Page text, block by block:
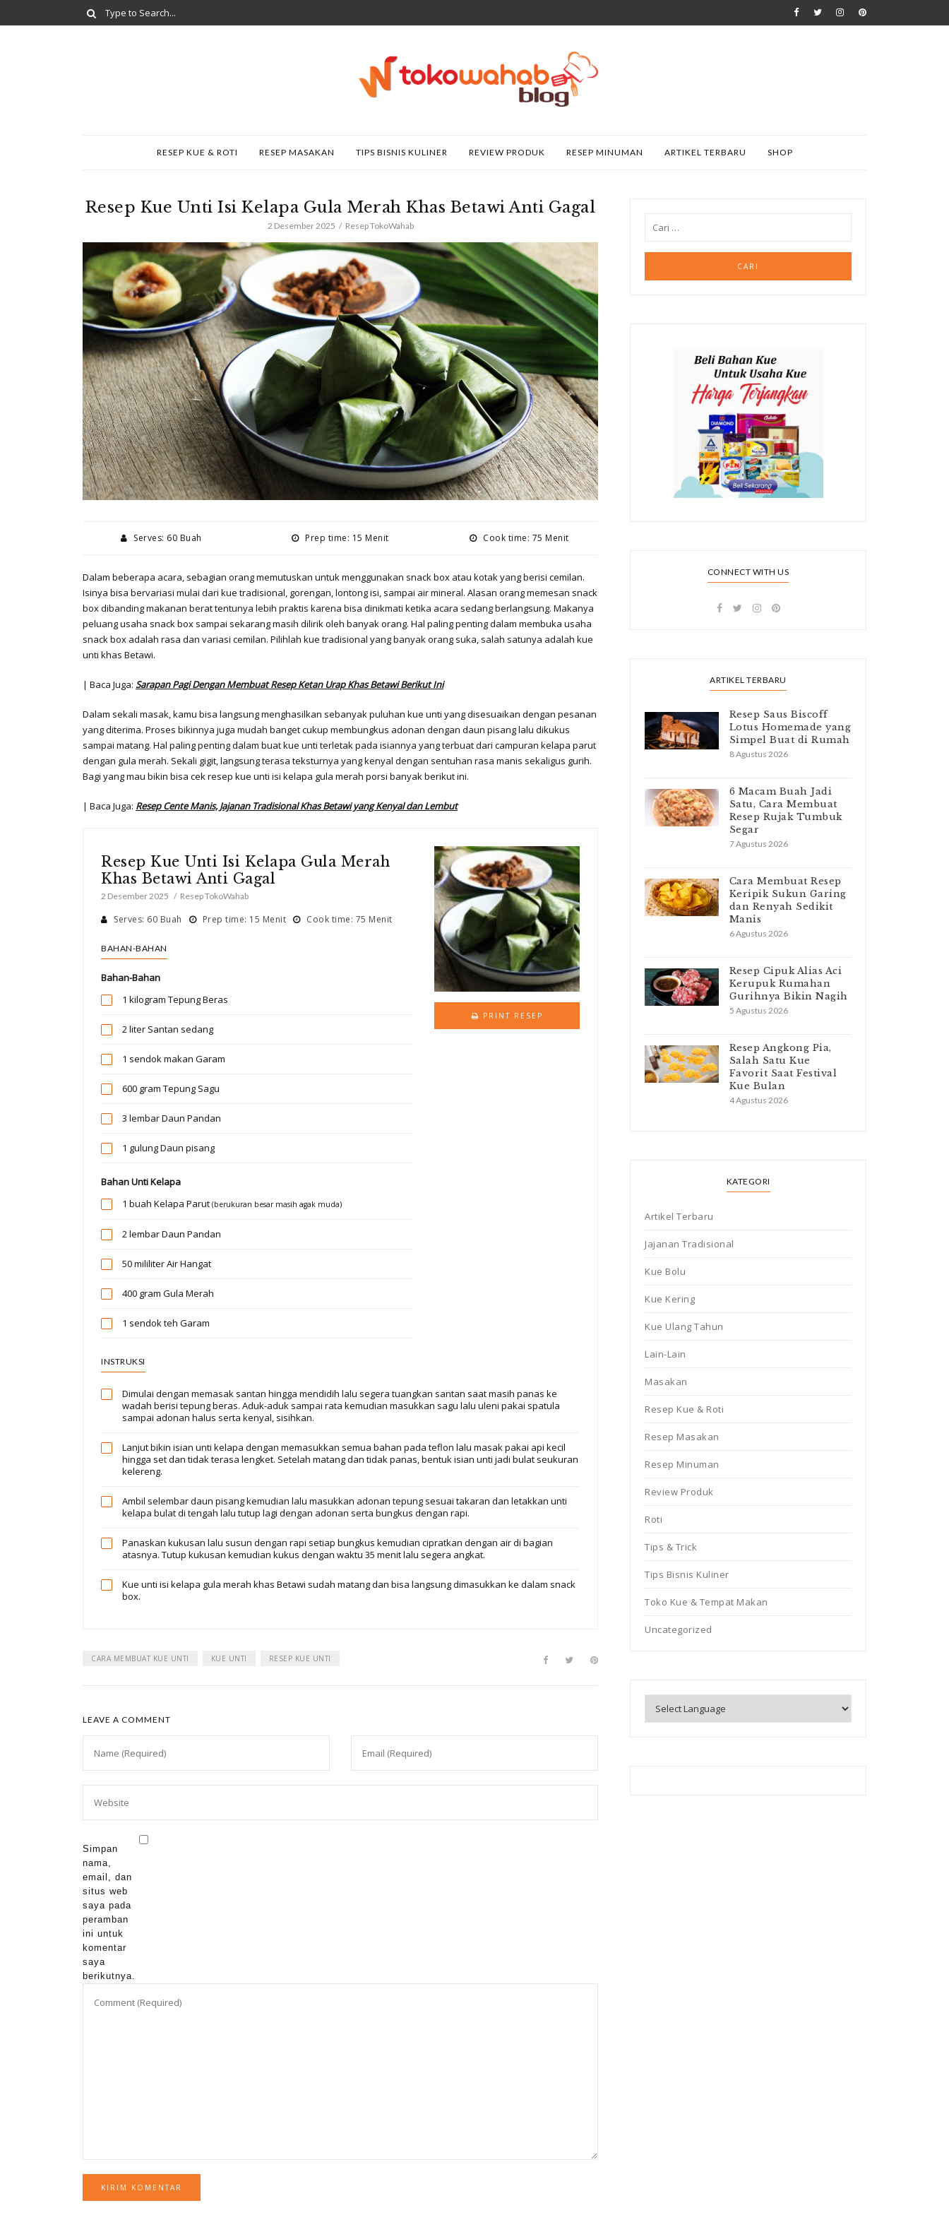
RESEP KUE & ROTI RESEP MASAKAN TIPS BISNIS KULINER REVIEW PRODUK RESEP MINUMAN ARTIKEL TERBARU SHOP
Resep Kue Unti Isi Kelapa Gula Merah Khas Betawi Anti Gagal
2 Desember 2025 Resep TokoWahab
Serves: 60 Buah Prep time: 15 Menit Cook time: 75 Menit
Dalam beberapa acara, sebagian orang memutuskan untuk menggunakan snack box atau kotak yang berisi cemilan.
Isinya bisa bervariasi mulai dari kue tradisional, gorengan, lontong isi, sampai air mineral. Alasan orang memesan snack
box dibanding makanan berat tentunya lebih praktis karena bisa dinikmati ketika acara sedang berlangsung. Makanya
peluang usaha snack box sampai sekarang masih dilirik oleh banyak orang. Hal paling penting dalam membuka usaha
snack box adalah rasa dan variasi cemilan. Pilihlah kue tradisional yang banyak orang suka, salah satunya adalah kue
unti khas Betawi.
| Baca Juga: Sarapan Pagi Dengan Membuat Resep Ketan Urap Khas Betawi Berikut Ini
Dalam sekali masak, kamu bisa langsung menghasilkan sebanyak puluhan kue unti yang disesuaikan dengan pesanan
yang diterima. Proses bikinnya juga mudah banget cukup membungkus adonan dengan daun pisang lalu dikukus
sampai matang. Hal paling penting dalam buat kue unti terletak pada isiannya yang terbuat dari campuran kelapa parut
dengan gula merah. Sekali gigit, langsung terasa teksturnya yang kenyal dengan sentuhan rasa manis sekaligus gurih.
Bagi yang mau bikin bisa cek resep kue unti isi kelapa gula merah porsi banyak berikut ini.
| Baca Juga: Resep Cente Manis, Jajanan Tradisional Khas Betawi yang Kenyal dan Lembut
PRINT RESEP
Resep Kue Unti Isi Kelapa Gula Merah
Khas Betawi Anti Gagal
2 Desember 2025 Resep TokoWahab
Serves: 60 Buah Prep time: 15 Menit Cook time: 75 Menit
BAHAN-BAHAN
Bahan-Bahan
1 kilogram Tepung Beras
2 liter Santan sedang
1 sendok makan Garam
600 gram Tepung Sagu
3 lembarDaun Pandan
1 gulungDaun pisang
Bahan Unti Kelapa
1 buah Kelapa Parut (berukuran besar masih agak muda)
2 lembarDaun Pandan
50 mililiterAir Hangat
400 gram Gula Merah
1 sendok teh Garam
INSTRUKSI
Dimulai dengan memasak santan hingga mendidih lalu segera tuangkan santan saat masih panas ke
wadah berisi tepung beras. Aduk-aduk sampai rata kemudian masukkan sagu lalu uleni pakai spatula
sampai adonan halus serta kenyal, sisihkan.
Lanjut bikin isian unti kelapa dengan memasukkan semua bahan pada teflon lalu masak pakai api kecil
hingga set dan tidak terasa lengket. Setelah matang dan tidak panas, bentuk isian unti jadi bulat seukuran
kelereng.
Ambil selembar daun pisang kemudian lalu masukkan adonan tepung sesuai takaran dan letakkan unti
kelapa bulat di tengah lalu tutup lagi dengan adonan serta bungkus dengan rapi.
Panaskan kukusan lalu susun dengan rapi setiap bungkus kemudian cipratkan dengan air di bagian
atasnya. Tutup kukusan kemudian kukus dengan waktu 35 menit lalu segera angkat.
Kue unti isi kelapa gula merah khas Betawi sudah matang dan bisa langsung dimasukkan ke dalam snack
box.
CARA MEMBUAT KUE UNTI KUE UNTI RESEP KUE UNTI
LEAVE A COMMENT
Simpan
nama,
email, dan
situs web
saya pada
peramban
ini untuk
komentar
saya
berikutnya.
CONNECT WITH US
ARTIKEL TERBARU
Resep Saus Biscoff
Lotus Homemade yang
Simpel Buat di Rumah
8 Agustus 2026
6 Macam Buah Jadi
Satu, Cara Membuat
Resep Rujak Tumbuk
Segar
7 Agustus 2026
Cara Membuat Resep
Keripik Sukun Garing
dan Renyah Sedikit
Manis
6 Agustus 2026
Resep Cipuk Alias Aci
Kerupuk Rumahan
Gurihnya Bikin Nagih
5 Agustus 2026
Resep Angkong Pia,
Salah Satu Kue
Favorit Saat Festival
Kue Bulan
4 Agustus 2026
KATEGORI
Artikel Terbaru
Jajanan Tradisional
Kue Bolu
Kue Kering
Kue Ulang Tahun
Lain-Lain
Masakan
Resep Kue & Roti
Resep Masakan
Resep Minuman
Review Produk
Roti
Tips & Trick
Tips Bisnis Kuliner
Toko Kue & Tempat Makan
Uncategorized